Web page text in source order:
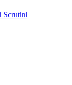
Scrutini